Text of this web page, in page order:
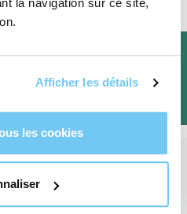
Afficher les détails
les cookies
LATEST PRODUCTS, AND